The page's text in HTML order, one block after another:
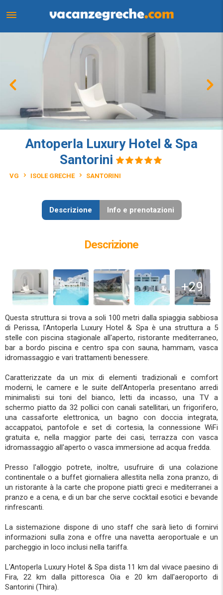
Antoperla Luxury Hotel & Spa
Santorini
VG ISOLE GRECHE SANTORINI
Descrizione Info e prenotazioni
Descrizione
+29
Questa struttura si trova a soli 100 metri dalla spiaggia sabbiosa
di Perissa, l'Antoperla Luxury Hotel & Spa è una struttura a 5
stelle con piscina stagionale all'aperto, ristorante mediterraneo,
bar a bordo piscina e centro spa con sauna, hammam, vasca
idromassaggio e vari trattamenti benessere.
Caratterizzate da un mix di elementi tradizionali e comfort
moderni, le camere e le suite dell'Antoperla presentano arredi
minimalisti sui toni del bianco, letti da incasso, una TV a
schermo piatto da 32 pollici con canali satellitari, un frigorifero,
una cassaforte elettronica, un bagno con doccia integrata,
accappatoi, pantofole e set di cortesia, la connessione WiFi
gratuita e, nella maggior parte dei casi, terrazza con vasca
idromassaggio all'aperto o vasca immersione ad acqua fredda.
Presso l'alloggio potrete, inoltre, usufruire di una colazione
continentale o a buffet giornaliera allestita nella zona pranzo, di
un ristorante à la carte che propone piatti greci e mediterranei a
pranzo e a cena, e di un bar che serve cocktail esotici e bevande
rinfrescanti.
La sistemazione dispone di uno staff che sarà lieto di fornirvi
informazioni sulla zona e offre una navetta aeroportuale e un
parcheggio in loco inclusi nella tariffa.
L'Antoperla Luxury Hotel & Spa dista 11 km dal vivace paesino di
Fira, 22 km dalla pittoresca Oia e 20 km dall'aeroporto di
Santorini (Thira).